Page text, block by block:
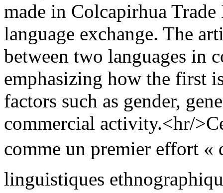
made in Colcapirhua
language exchange. The
between two languages in
emphasizing how the first
factors such as gender,
commercial activity.<hr/
comme un premier effort «
linguistiques